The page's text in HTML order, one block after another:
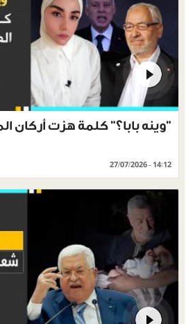
"وينه بابا؟" كلمة هزت
27/07/2026 - 14:12